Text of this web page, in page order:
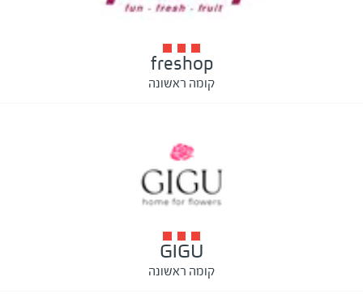
freshop
קומה ראשונה
GIGU
קומה ראשונה